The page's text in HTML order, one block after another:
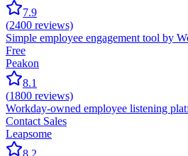
7.9
(2400 reviews)
Simple employee engagement tool by
Free
Peakon
8.1
(1800 reviews)
Workday-owned employee listening
Contact Sales
Leapsome